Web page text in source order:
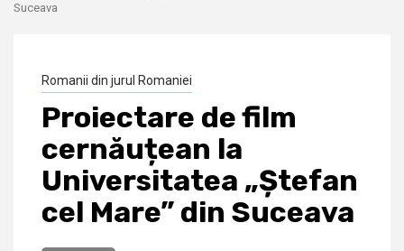
Suceava
Romanii din jurul Romaniei
Proiectare de film
cernăuțean la
Universitatea „Ștefan
cel Mare” din Suceava